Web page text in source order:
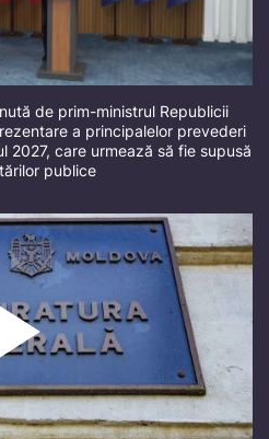
de prim-ministrul Republicii
a principalelor prevederi
2027, care urmează să fie supusă
publice